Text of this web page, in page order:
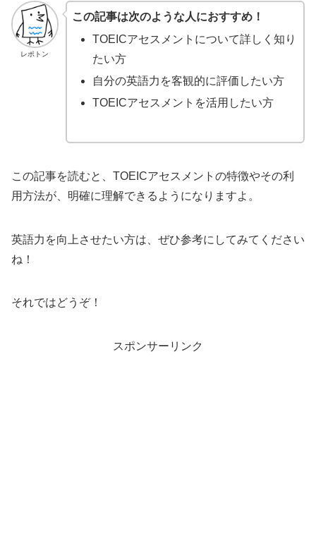
レポトン
この記事は次のような人におすすめ！
TOEICアセスメントについて詳しく知り
たい方
自分の英語力を客観的に評価したい方
TOEICアセスメントを活用したい方
この記事を読むと、TOEICアセスメントの特徴やその利
用方法が、明確に理解できるようになりますよ。
英語力を向上させたい方は、ぜひ参考にしてみてください
ね！
それではどうぞ！
スポンサーリンク